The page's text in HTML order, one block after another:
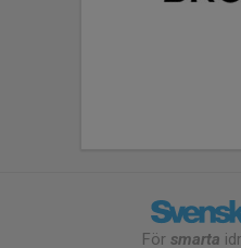
För smarta